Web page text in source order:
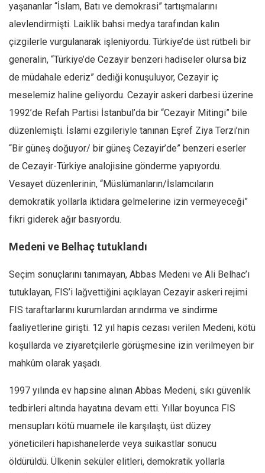
yaşananlar “İslam, Batı ve demokrasi” tartışmalarını
alevlendirmişti. Laiklik bahsi medya tarafından kalın
çizgilerle vurgulanarak işleniyordu. Türkiye’de üst rütbeli bir
generalin, “Türkiye’de Cezayir benzeri hadiseler olursa biz
de müdahale ederiz” dediği konuşuluyor, Cezayir iç
meselemiz haline geliyordu. Cezayir askeri darbesi üzerine
1992’de Refah Partisi İstanbul’da bir “Cezayir Mitingi” bile
düzenlemişti. İslami ezgileriyle tanınan Eşref Ziya Terzi’nin
“Bir güneş doğuyor/ bir güneş Cezayir’de” benzeri eserler
de Cezayir-Türkiye analojisine gönderme yapıyordu.
Vesayet düzenlerinin, “Müslümanların/İslamcıların
demokratik yollarla iktidara gelmelerine izin vermeyeceği”
fikri giderek ağır basıyordu.
Medeni ve Belhaç tutuklandı
Seçim sonuçlarını tanımayan, Abbas Medeni ve Ali Belhac’ı
tutuklayan, FIS’i lağvettiğini açıklayan Cezayir askeri rejimi
FIS taraftarlarını kurumlardan arındırma ve sindirme
faaliyetlerine girişti. 12 yıl hapis cezası verilen Medeni, kötü
koşullarda ve ziyaretçilerle görüşmesine izin verilmeyen bir
mahkûm olarak yaşadı.
1997 yılında ev hapsine alınan Abbas Medeni, sıkı güvenlik
tedbirleri altında hayatına devam etti. Yıllar boyunca FIS
mensupları kötü muamele ile karşılaştı, üst düzey
yöneticileri hapishanelerde veya suikastlar sonucu
öldürüldü. Ülkenin seküler elitleri, demokratik yollarla